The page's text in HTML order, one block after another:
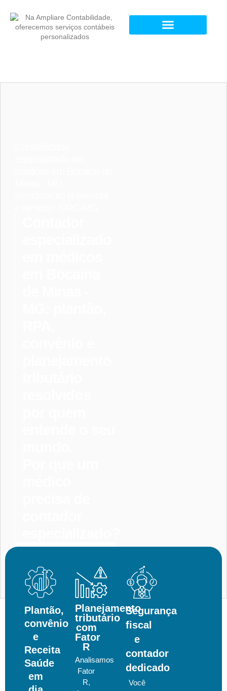
Em
Contato
Plantão,
convênio
e
Receita
Saúde
em
Planejamento
tributário
com
Fator
R
Analisamos
Fator
R,
Segurança
fiscal
e
contador
dedicado
Você